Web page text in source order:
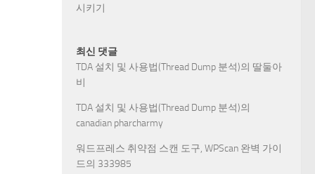
시키기
최신 댓글
TDA 설치 및 사용법(Thread Dump 분석)의 딸둘아
비
TDA 설치 및 사용법(Thread Dump 분석)의
canadian pharcharmy
워드프레스 취약점 스캔 도구, WPScan 완벽 가이
드의 333985